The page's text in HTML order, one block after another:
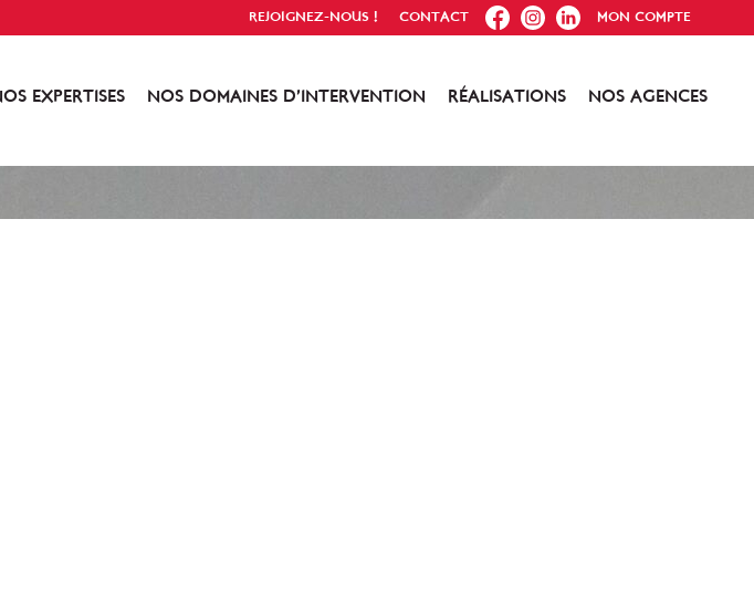
REJOIGNEZ-NOUS ! CONTACT FB IG IN MON COMPTE
EXPERTISES NOS DOMAINES D’INTERVENTION RÉALISATIONS NOS AGENCES